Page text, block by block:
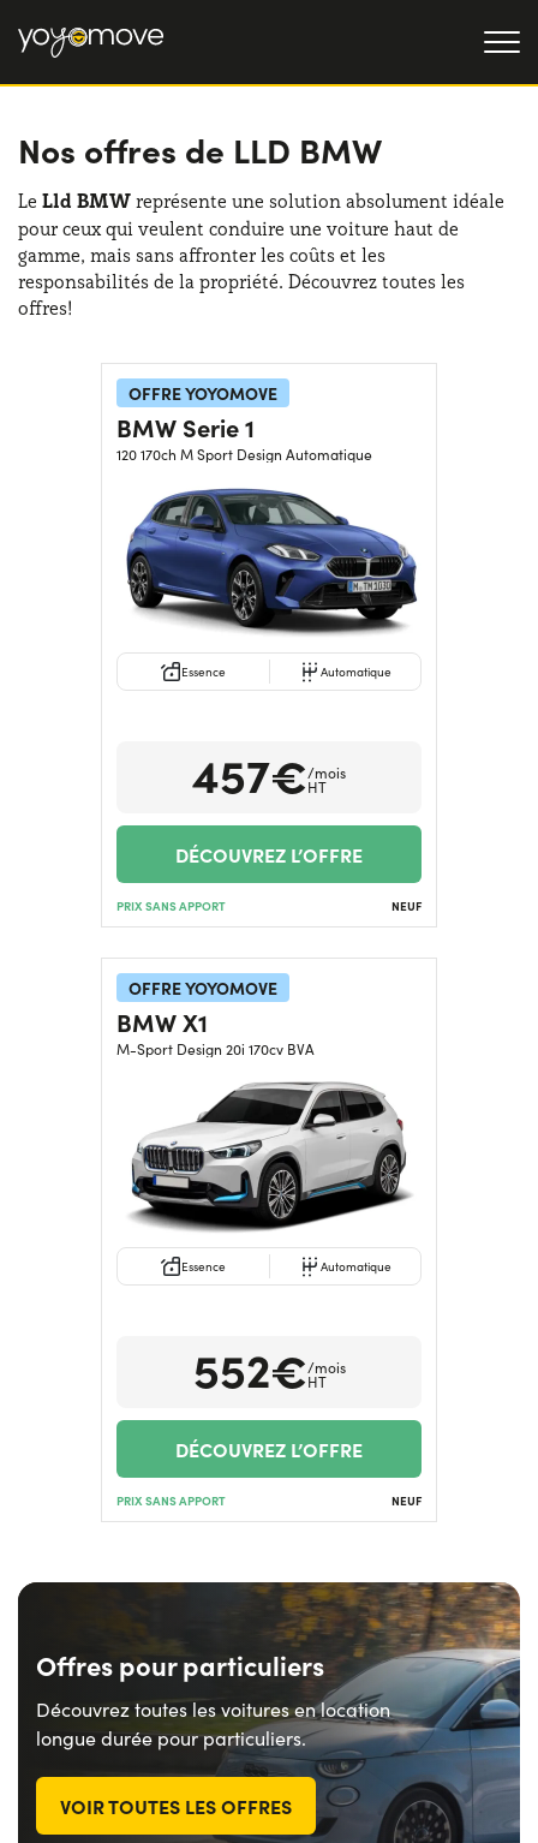
OFFRE LLD
Particulier
Professionnel
LLD OCCASION
QUI NOUS SOMMES
Notre histoire
FONCTIONNEMENT
NOS AVANTAGES
Besoin d'aide ? 0139280852
Nos offres de LLD BMW
Le Lld BMW représente une solution absolument idéale
pour ceux qui veulent conduire une voiture haut de
gamme, mais sans affronter les coûts et les
responsabilités de la propriété. Découvrez toutes les
offres!
OFFRE YOYOMOVE
BMW Serie 1
120 170ch M Sport Design Automatique
Essence Automatique
457€/mois
HT
DÉCOUVREZ L’OFFRE
PRIX SANS APPORT NEUF
OFFRE YOYOMOVE
BMW X1
M-Sport Design 20i 170cv BVA
Essence Automatique
552€/mois
HT
DÉCOUVREZ L’OFFRE
PRIX SANS APPORT NEUF
Offres pour particuliers
Découvrez toutes les voitures en location
longue durée pour particuliers.
VOIR TOUTES LES OFFRES